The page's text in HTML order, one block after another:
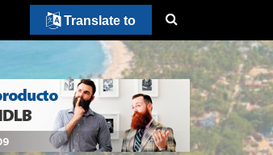
Translate to